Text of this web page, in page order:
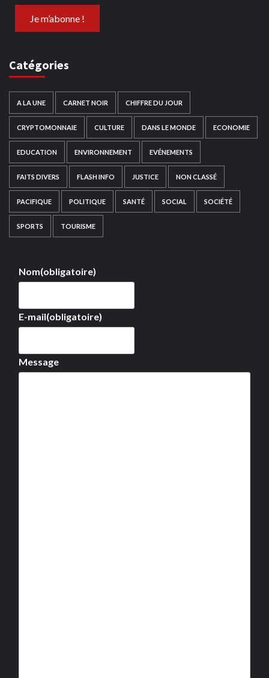
Catégories
A LA UNE CARNET NOIR CHIFFRE DU JOUR
CRYPTOMONNAIE CULTURE DANS LE MONDE ECONOMIE
EDUCATION ENVIRONNEMENT EVÉNEMENTS
FAITS DIVERS FLASH INFO JUSTICE NON CLASSÉ
PACIFIQUE POLITIQUE SANTÉ SOCIAL SOCIÉTÉ
SPORTS TOURISME
Nom(obligatoire)
E-mail(obligatoire)
Message